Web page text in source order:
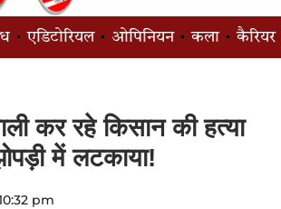
एडिटोरियल ओपिनियन कला कैरियर
कर रहे किसान की हत्या
में लटकाया!
pm